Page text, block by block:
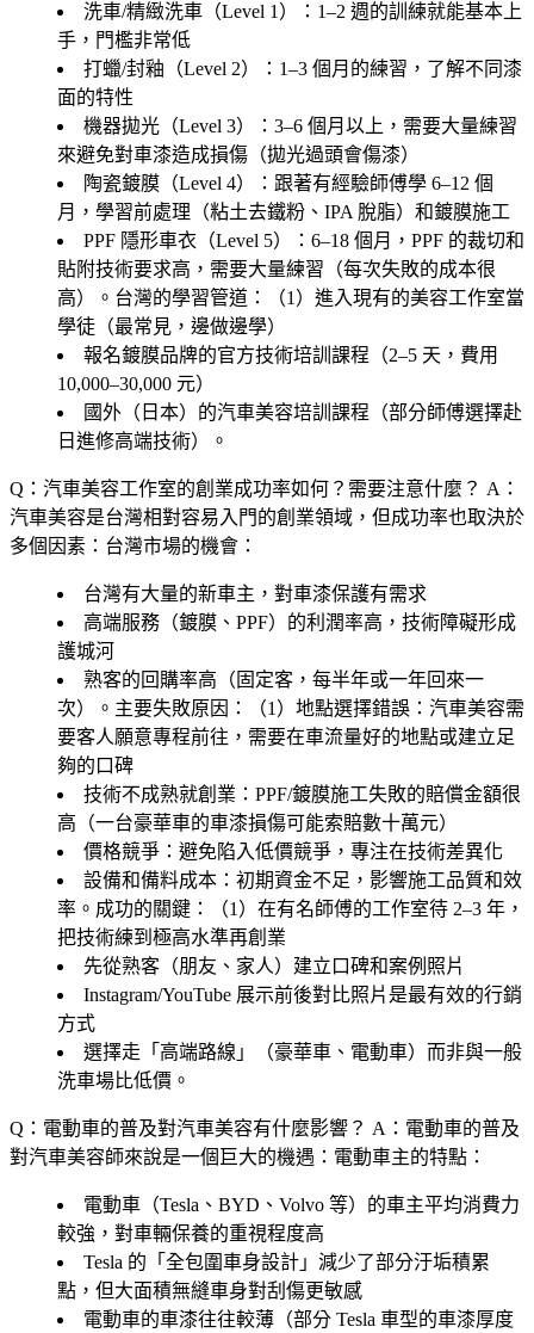
洗車/精緻洗車（Level 1）
：1–2 週的訓練就能基本上
手，門檻非常低
打蠟/封釉（Level 2）
：1–3 個月的練習，了解不同漆
面的特性
機器拋光（Level 3）
：3–6 個月以上，需要大量練習
來避免對車漆造成損傷（拋光過頭會傷漆）
陶瓷鍍膜（Level 4）
：跟著有經驗師傅學 6–12 個
月，學習前處理（粘土去鐵粉、IPA 脫脂）和鍍膜施工
PPF 隱形車衣（Level 5）
：6–18 個月，PPF 的裁切和
貼附技術要求高，需要大量練習（每次失敗的成本很
高）。台灣的學習管道：（1）進入現有的美容工作室當
學徒（最常見，邊做邊學）
報名鍍膜品牌的官方技術培訓課程（2–5 天，費用
10,000–30,000 元）
國外（日本）的汽車美容培訓課程（部分師傅選擇赴
日進修高端技術）。
Q：汽車美容工作室的創業成功率如何？需要注意什麼？ A：
汽車美容是台灣相對容易入門的創業領域，但成功率也取決於
多個因素：台灣市場的機會：
台灣有大量的新車主，對車漆保護有需求
高端服務（鍍膜、PPF）的利潤率高，技術障礙形成
護城河
熟客的回購率高（固定客，每半年或一年回來一
次）。主要失敗原因：（1） 地點選擇錯誤 ：汽車美容需
要客人願意專程前往，需要在車流量好的地點或建立足
夠的口碑
技術不成熟就創業 ：PPF/鍍膜施工失敗的賠償金額很
高（一台豪華車的車漆損傷可能索賠數十萬元）
價格競爭 ：避免陷入低價競爭，專注在技術差異化
設備和備料成本 ：初期資金不足，影響施工品質和效
率。成功的關鍵：（1）在有名師傅的工作室待 2–3 年，
把技術練到極高水準再創業
先從熟客（朋友、家人）建立口碑和案例照片
Instagram/YouTube 展示前後對比照片是最有效的行銷
方式
選擇走「高端路線」（豪華車、電動車）而非與一般
洗車場比低價。
Q：電動車的普及對汽車美容有什麼影響？ A：電動車的普及
對汽車美容師來說是一個巨大的機遇：電動車主的特點：
電動車（Tesla、BYD、Volvo 等）的車主平均消費力
較強，對車輛保養的重視程度高
Tesla 的「全包圍車身設計」減少了部分汙垢積累
點，但大面積無縫車身對刮傷更敏感
電動車的車漆往往較薄（部分 Tesla 車型的車漆厚度